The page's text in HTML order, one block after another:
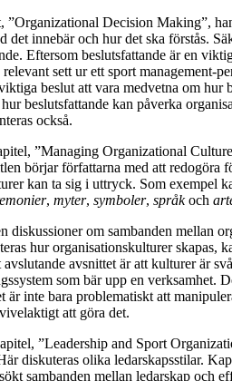
”Organizational Decision Making”,
det innebär och hur det ska förstås.
Eftersom beslutsfattande är en
sett ur ett sport management-
beslut att vara medvetna om hur
beslutsfattande kan påverka
också.
”Managing Organizational
börjar författarna med att redogöra
kan ta sig i uttryck. Som exempel
, myter, symboler, språkoch
diskussioner om sambanden mellan
hur organisationskulturer skapas,
avsnittet är att kulturer är
som bär upp en verksamhet.
är inte bara problematiskt att
att göra det.
”Leadership and Sport
diskuteras olika ledarskapsstilar.
sambanden mellan ledarskap och